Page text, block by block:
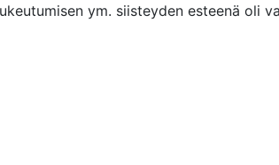
ym. siisteyden esteenä oli